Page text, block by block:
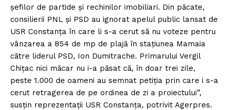
şefilor de partide şi rechinilor imobiliari. Din păcate,
consilierii PNL şi PSD au ignorat apelul public lansat de
USR Constanţa în care li s-a cerut să nu voteze pentru
vânzarea a 854 de mp de plajă în staţiunea Mamaia
către liderul PSD, Ion Dumitrache. Primarului Vergil
Chiţac nici măcar nu i-a păsat că, în doar trei zile,
peste 1.000 de oameni au semnat petiţia prin care i s-a
cerut retragerea de pe ordinea de zi a proiectului”,
susţin reprezentaţii USR Constanţa, potrivit Agerpres.